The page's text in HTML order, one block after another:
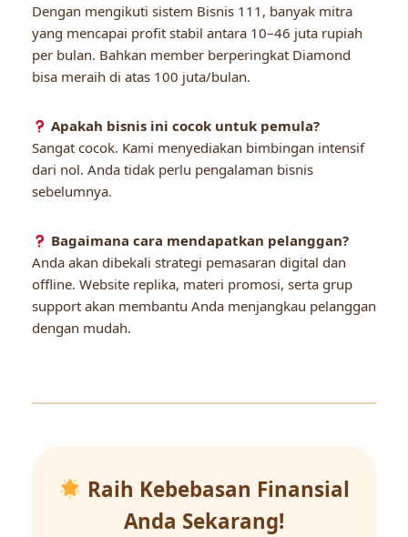
Dengan mengikuti sistem Bisnis 111, banyak mitra
yang mencapai profit stabil antara 10–46 juta rupiah
per bulan. Bahkan member berperingkat Diamond
bisa meraih di atas 100 juta/bulan.
Apakah bisnis ini cocok untuk pemula?
Sangat cocok. Kami menyediakan bimbingan intensif
dari nol. Anda tidak perlu pengalaman bisnis
sebelumnya.
Bagaimana cara mendapatkan pelanggan?
Anda akan dibekali strategi pemasaran digital dan
offline. Website replika, materi promosi, serta grup
support akan membantu Anda menjangkau pelanggan
dengan mudah.
Raih Kebebasan Finansial
Anda Sekarang!